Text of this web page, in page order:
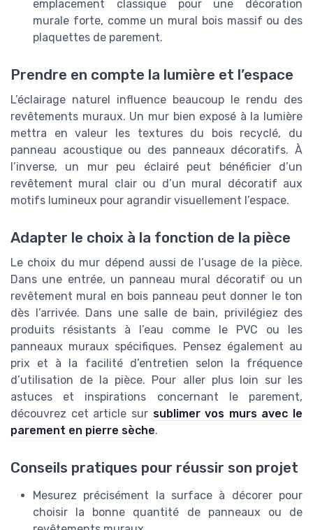
emplacement classique pour une décoration
murale forte, comme un mural bois massif ou des
plaquettes de parement.
Prendre en compte la lumière et l’espace
L’éclairage naturel influence beaucoup le rendu des
revêtements muraux. Un mur bien exposé à la lumière
mettra en valeur les textures du bois recyclé, du
panneau acoustique ou des panneaux décoratifs. À
l’inverse, un mur peu éclairé peut bénéficier d’un
revêtement mural clair ou d’un mural décoratif aux
motifs lumineux pour agrandir visuellement l’espace.
Adapter le choix à la fonction de la pièce
Le choix du mur dépend aussi de l’usage de la pièce.
Dans une entrée, un panneau mural décoratif ou un
revêtement mural en bois panneau peut donner le ton
dès l’arrivée. Dans une salle de bain, privilégiez des
produits résistants à l’eau comme le PVC ou les
panneaux muraux spécifiques. Pensez également au
prix et à la facilité d’entretien selon la fréquence
d’utilisation de la pièce. Pour aller plus loin sur les
astuces et inspirations concernant le parement,
découvrez cet article sur sublimer vos murs avec le
parement en pierre sèche.
Conseils pratiques pour réussir son projet
Mesurez précisément la surface à décorer pour
choisir la bonne quantité de panneaux ou de